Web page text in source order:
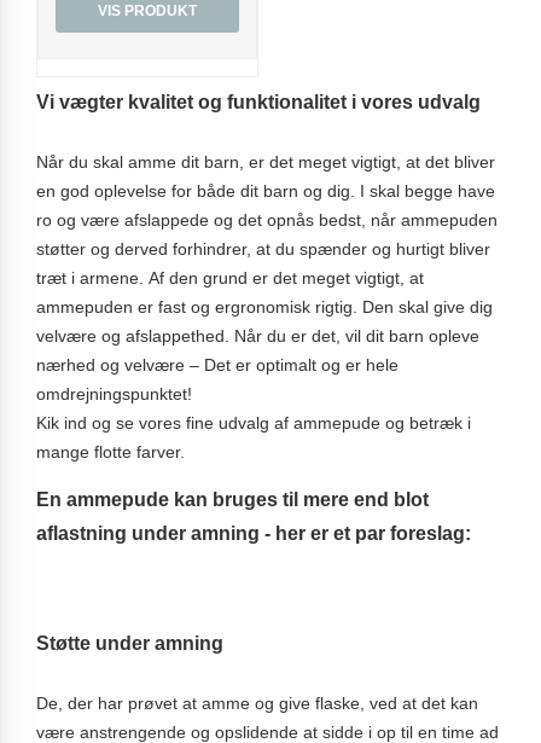
VIS PRODUKT
Vi vægter kvalitet og funktionalitet i vores udvalg
Når du skal amme dit barn, er det meget vigtigt, at det bliver
en god oplevelse for både dit barn og dig. I skal begge have
ro og være afslappede og det opnås bedst, når ammepuden
støtter og derved forhindrer, at du spænder og hurtigt bliver
træt i armene. Af den grund er det meget vigtigt, at
ammepuden er fast og ergronomisk rigtig. Den skal give dig
velvære og afslappethed. Når du er det, vil dit barn opleve
nærhed og velvære – Det er optimalt og er hele
omdrejningspunktet!
Kik ind og se vores fine udvalg af ammepude og betræk i
mange flotte farver.
En ammepude kan bruges til mere end blot
aflastning under amning - her er et par foreslag:
Støtte under amning
De, der har prøvet at amme og give flaske, ved at det kan
være anstrengende og opslidende at sidde i op til en time ad